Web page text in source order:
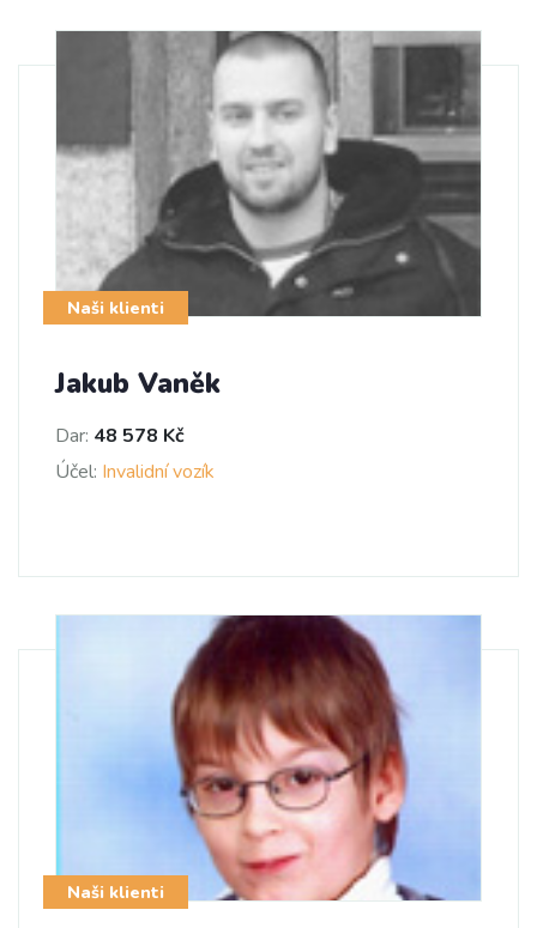
Naši klienti
Jakub Vaněk
Dar: 48 578 Kč
Účel: Invalidní vozík
Naši klienti